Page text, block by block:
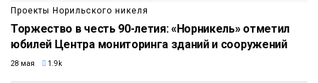
Проекты Норильского никеля
Торжество в честь 90-летия: «Норникель» отметил
юбилей Центра мониторинга зданий и сооружений
28 мая 1.9k